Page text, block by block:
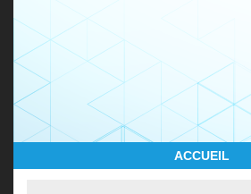
ACCUEIL